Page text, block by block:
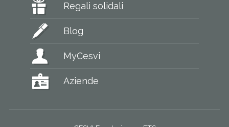
Regali solidali
Blog
MyCesvi
Aziende